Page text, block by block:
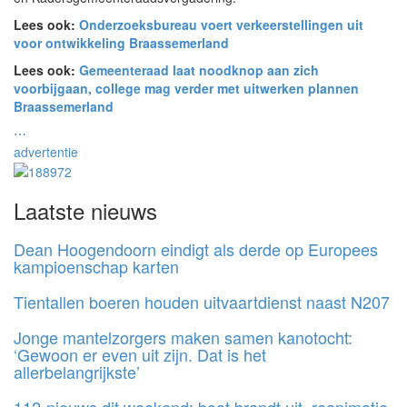
Lees ook: Onderzoeksbureau voert verkeerstellingen uit
voor ontwikkeling Braassemerland
Lees ook: Gemeenteraad laat noodknop aan zich
voorbijgaan, college mag verder met uitwerken plannen
Braassemerland
⋯
advertentie
Laatste nieuws
Dean Hoogendoorn eindigt als derde op Europees
kampioenschap karten
Tientallen boeren houden uitvaartdienst naast N207
Jonge mantelzorgers maken samen kanotocht:
‘Gewoon er even uit zijn. Dat is het
allerbelangrijkste’